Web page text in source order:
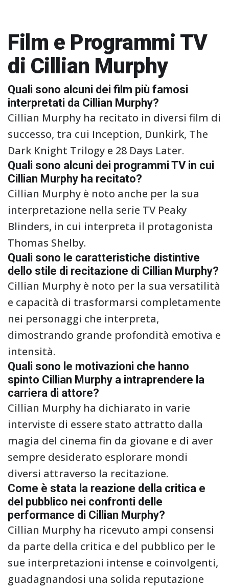
Film e Programmi TV
di Cillian Murphy
Quali sono alcuni dei film più famosi
interpretati da Cillian Murphy?
Cillian Murphy ha recitato in diversi film di
successo, tra cui Inception, Dunkirk, The
Dark Knight Trilogy e 28 Days Later.
Quali sono alcuni dei programmi TV in cui
Cillian Murphy ha recitato?
Cillian Murphy è noto anche per la sua
interpretazione nella serie TV Peaky
Blinders, in cui interpreta il protagonista
Thomas Shelby.
Quali sono le caratteristiche distintive
dello stile di recitazione di Cillian Murphy?
Cillian Murphy è noto per la sua versatilità
e capacità di trasformarsi completamente
nei personaggi che interpreta,
dimostrando grande profondità emotiva e
intensità.
Quali sono le motivazioni che hanno
spinto Cillian Murphy a intraprendere la
carriera di attore?
Cillian Murphy ha dichiarato in varie
interviste di essere stato attratto dalla
magia del cinema fin da giovane e di aver
sempre desiderato esplorare mondi
diversi attraverso la recitazione.
Come è stata la reazione della critica e
del pubblico nei confronti delle
performance di Cillian Murphy?
Cillian Murphy ha ricevuto ampi consensi
da parte della critica e del pubblico per le
sue interpretazioni intense e coinvolgenti,
guadagnandosi una solida reputazione